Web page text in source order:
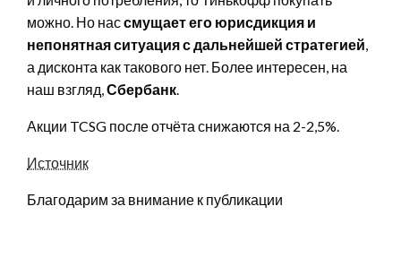
можно. Но нассмущает его юрисдикция и
непонятная ситуация с дальнейшей стратегией,
а дисконта как такового нет. Более интересен, на
наш взгляд,Сбербанк.
Акции TCSG после отчёта снижаются на 2-2,5%.
Источник
Благодарим за внимание к публикации